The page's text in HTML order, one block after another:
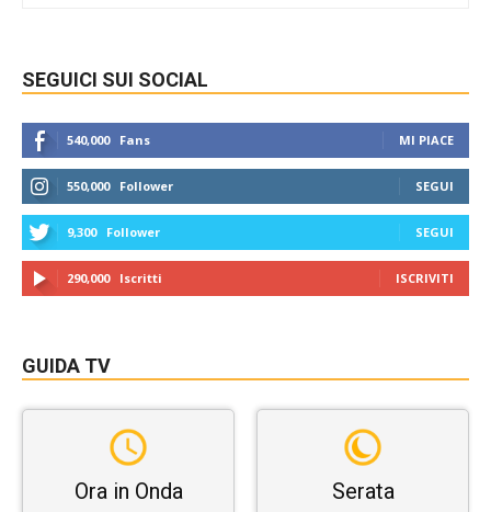
SEGUICI SUI SOCIAL
540,000 Fans MI PIACE
550,000 Follower SEGUI
9,300 Follower SEGUI
290,000 Iscritti ISCRIVITI
GUIDA TV
Ora in Onda Serata